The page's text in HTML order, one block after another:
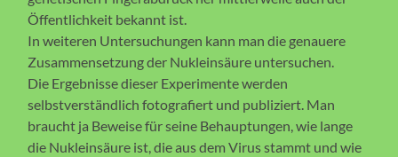
Öffentlichkeit bekannt ist.
In weiteren Untersuchungen kann man die genauere
Zusammensetzung der Nukleinsäure untersuchen.
Die Ergebnisse dieser Experimente werden
selbstverständlich fotografiert und publiziert. Man
braucht ja Beweise für seine Behauptungen, wie lange
die Nukleinsäure ist, die aus dem Virus stammt und wie